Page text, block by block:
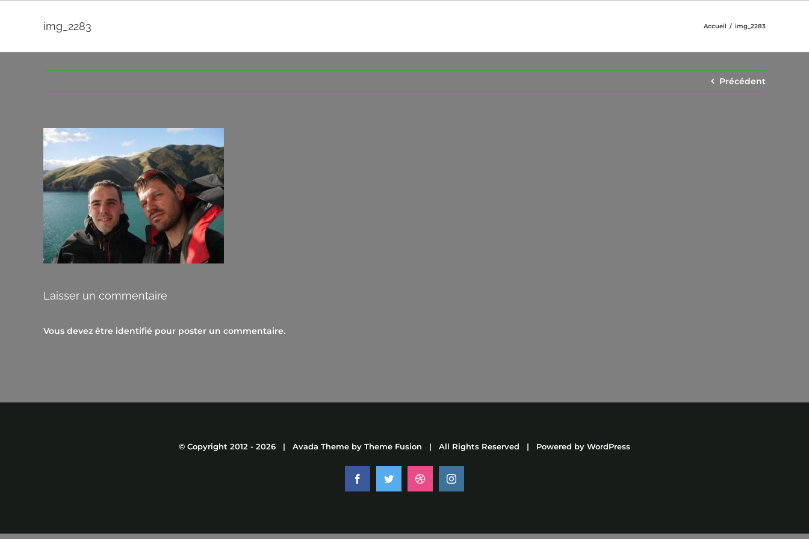
img_2283 Accueil img_2283
Précédent
Laisser un commentaire
Vous devez être identifié pour poster un commentaire.
© Copyright 2012 - 2026 | Avada Theme by Theme Fusion | All Rights Reserved | Powered by WordPress
FacebookTwitter DribbbleInstagram